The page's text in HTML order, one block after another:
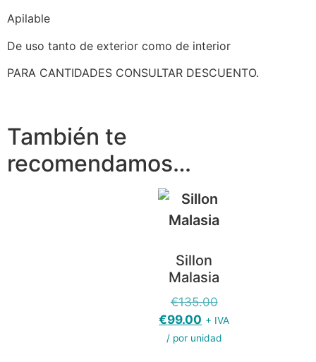
Apilable
De uso tanto de exterior como de interior
PARA CANTIDADES CONSULTAR DESCUENTO.
También te
recomendamos…
Sillon
Malasia
€135.00
€99.00 + IVA
/ por unidad